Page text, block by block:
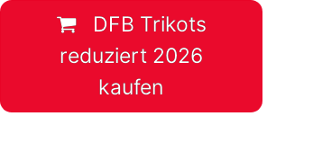
DFB Trikots
reduziert 2026
kaufen